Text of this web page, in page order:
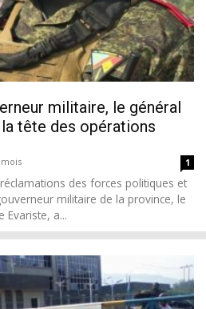
militaire, le général
tête des opérations
1
des forces politiques et
militaire de la province, le
Evariste, a...